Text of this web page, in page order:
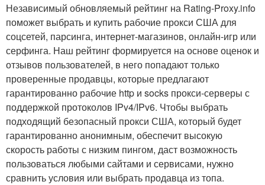
Независимый обновляемый рейтинг на Rating-Proxy.info
поможет выбрать и купить рабочие прокси США для
соцсетей, парсинга, интернет-магазинов, онлайн-игр или
серфинга. Наш рейтинг формируется на основе оценок и
отзывов пользователей, в него попадают только
проверенные продавцы, которые предлагают
гарантированно рабочие http и socks прокси-серверы с
поддержкой протоколов IPv4/IPv6. Чтобы выбрать
подходящий безопасный прокси США, который будет
гарантированно анонимным, обеспечит высокую
скорость работы с низким пингом, даст возможность
пользоваться любыми сайтами и сервисами, нужно
сравнить условия или выбрать продавца из топа.